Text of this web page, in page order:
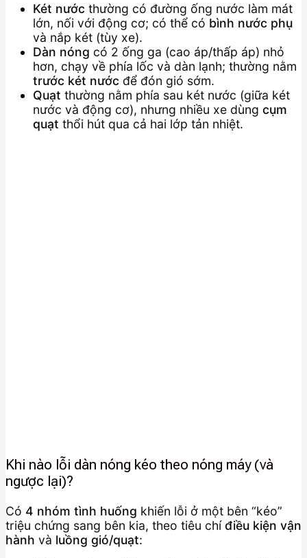
Két nước thường có đường ống nước làm mát
lớn, nối với động cơ; có thể có bình nước phụ
và nắp két (tùy xe).
Dàn nóng có 2 ống ga (cao áp/thấp áp) nhỏ
hơn, chạy về phía lốc và dàn lạnh; thường nằm
trước két nước để đón gió sớm.
Quạt thường nằm phía sau két nước (giữa két
nước và động cơ), nhưng nhiều xe dùng cụm
quạt thổi hút qua cả hai lớp tản nhiệt.
Khi nào lỗi dàn nóng kéo theo nóng máy (và
ngược lại)?
Có 4 nhóm tình huống khiến lỗi ở một bên “kéo”
triệu chứng sang bên kia, theo tiêu chíđiều kiện vận
hành và luồng gió/quạt: